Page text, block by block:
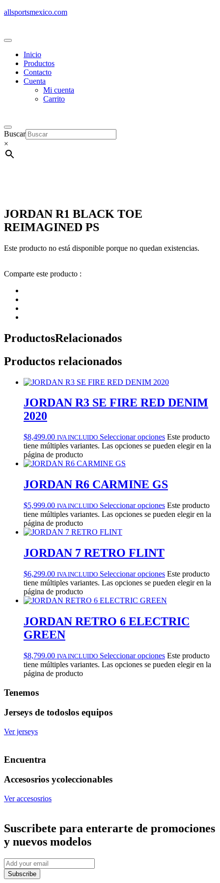
allsportsmexico.com
Inicio
Productos
Contacto
Cuenta
Mi cuenta
Carrito
Buscar
×
JORDAN R1 BLACK TOE
REIMAGINED PS
Este producto no está disponible porque no quedan existencias.
Comparte este producto :
ProductosRelacionados
Productos relacionados
JORDAN R3 SE FIRE RED DENIM
2020
$8,499.00 IVA INCLUIDO Seleccionar opciones Este producto
tiene múltiples variantes. Las opciones se pueden elegir en la
página de producto
JORDAN R6 CARMINE GS
$5,999.00 IVA INCLUIDO Seleccionar opciones Este producto
tiene múltiples variantes. Las opciones se pueden elegir en la
página de producto
JORDAN 7 RETRO FLINT
$6,299.00 IVA INCLUIDO Seleccionar opciones Este producto
tiene múltiples variantes. Las opciones se pueden elegir en la
página de producto
JORDAN RETRO 6 ELECTRIC
GREEN
$8,799.00 IVA INCLUIDO Seleccionar opciones Este producto
tiene múltiples variantes. Las opciones se pueden elegir en la
página de producto
Tenemos
Jerseys de todoslos equipos
Ver jerseys
Encuentra
Accesosrios ycoleccionables
Ver accesosrios
Suscribete para enterarte de promociones
y nuevos modelos
Subscribe